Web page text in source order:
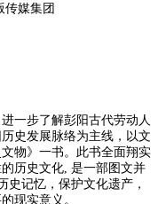
传媒集团
一步了解彭阳古代劳动人
史发展脉络为主线，以文
物》一书。此书全面翔实
历史文化, 是一部图文并
史记忆，保护文化遗产，
现实意义。